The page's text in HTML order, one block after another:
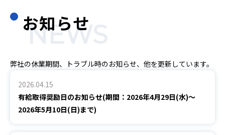
お知らせ
NEWS
弊社の休業期間、トラブル時のお知らせ、他を更新しています。
2026.04.15
有給取得奨励日のお知らせ(期間：2026年4月29日(水)～
2026年5月10日(日)まで)